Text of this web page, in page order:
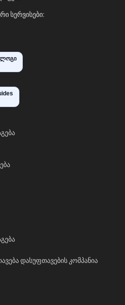
სერვისები:
დასუფთავების კომპანია